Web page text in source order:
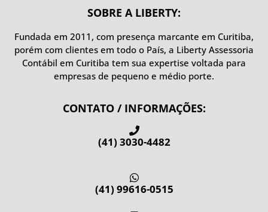
SOBRE A LIBERTY:
Fundada em 2011, com presença marcante em Curitiba,
porém com clientes em todo o País, a Liberty Assessoria
Contábil em Curitiba tem sua expertise voltada para
empresas de pequeno e médio porte.
CONTATO / INFORMAÇÕES:
(41) 3030-4482
(41) 99616-0515